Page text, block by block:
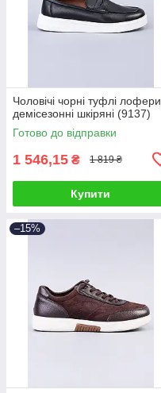
Чоловічі чорні туфлі лофери
демісезонні шкіряні (9137)
Готово до відправки
1 546,15 ₴ 1 819 ₴
Купити
–15%